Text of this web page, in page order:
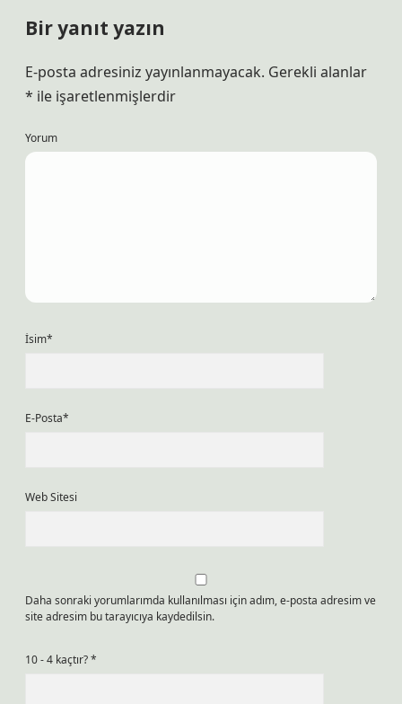
Bir yanıt yazın
E-posta adresiniz yayınlanmayacak. Gerekli alanlar
* ile işaretlenmişlerdir
Yorum
İsim*
E-Posta*
Web Sitesi
Daha sonraki yorumlarımda kullanılması için adım, e-posta adresim ve
site adresim bu tarayıcıya kaydedilsin.
10 - 4 kaçtır?*